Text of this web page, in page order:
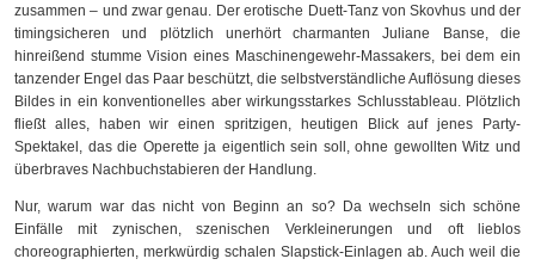
zusammen – und zwar genau. Der erotische Duett-Tanz von Skovhus und der
timingsicheren und plötzlich unerhört charmanten Juliane Banse, die
hinreißend stumme Vision eines Maschinengewehr-Massakers, bei dem ein
tanzender Engel das Paar beschützt, die selbstverständliche Auflösung dieses
Bildes in ein konventionelles aber wirkungsstarkes Schlusstableau. Plötzlich
fließt alles, haben wir einen spritzigen, heutigen Blick auf jenes Party-
Spektakel, das die Operette ja eigentlich sein soll, ohne gewollten Witz und
überbraves Nachbuchstabieren der Handlung.
Nur, warum war das nicht von Beginn an so? Da wechseln sich schöne
Einfälle mit zynischen, szenischen Verkleinerungen und oft lieblos
choreographierten, merkwürdig schalen Slapstick-Einlagen ab. Auch weil die